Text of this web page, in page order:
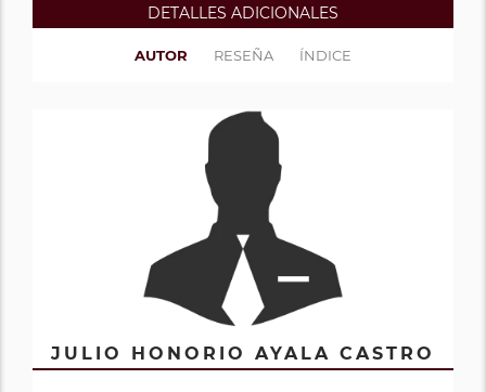
DETALLES ADICIONALES
AUTOR RESEÑA ÍNDICE
JULIO HONORIO AYALA CASTRO